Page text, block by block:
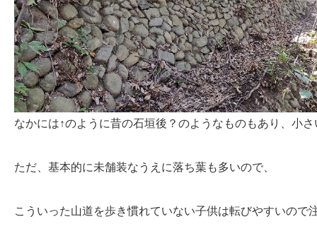
なかには↑のように昔の石垣後？のようなものもあり、小
ただ、基本的に未舗装なうえに落ち葉も多いので、
こういった山道を歩き慣れていない子供は転びやすいので